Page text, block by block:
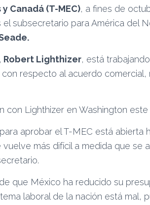
Canadá (T-MEC), a fines de
subsecretario para América del
Robert Lighthizer, está
respecto al acuerdo comercial,
con Lighthizer en Washington este
aprobar el T-MEC está abierta
más difícil a medida que se
que México ha reducido su
laboral de la nación está mal,